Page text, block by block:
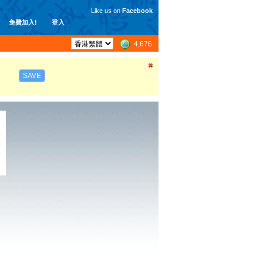
免費加入! 登入
Like us on Facebook
4,676
SAVE